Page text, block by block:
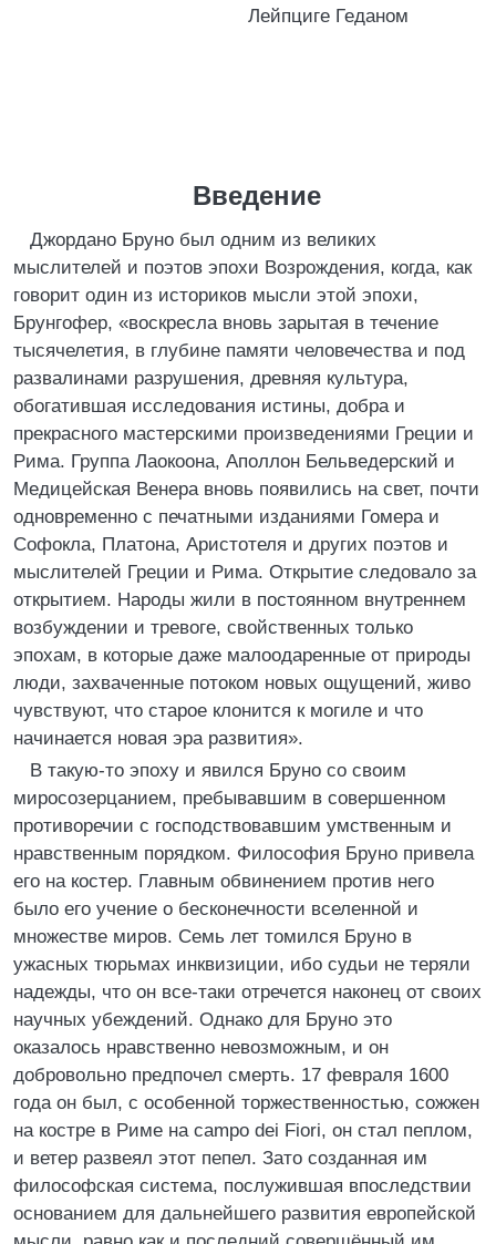
Лейпциге Геданом
Введение
Джордано Бруно был одним из великих
мыслителей и поэтов эпохи Возрождения, когда, как
говорит один из историков мысли этой эпохи,
Брунгофер, «воскресла вновь зарытая в течение
тысячелетия, в глубине памяти человечества и под
развалинами разрушения, древняя культура,
обогатившая исследования истины, добра и
прекрасного мастерскими произведениями Греции и
Рима. Группа Лаокоона, Аполлон Бельведерский и
Медицейская Венера вновь появились на свет, почти
одновременно с печатными изданиями Гомера и
Софокла, Платона, Аристотеля и других поэтов и
мыслителей Греции и Рима. Открытие следовало за
открытием. Народы жили в постоянном внутреннем
возбуждении и тревоге, свойственных только
эпохам, в которые даже малоодаренные от природы
люди, захваченные потоком новых ощущений, живо
чувствуют, что старое клонится к могиле и что
начинается новая эра развития».
В такую-то эпоху и явился Бруно со своим
миросозерцанием, пребывавшим в совершенном
противоречии с господствовавшим умственным и
нравственным порядком. Философия Бруно привела
его на костер. Главным обвинением против него
было его учение о бесконечности вселенной и
множестве миров. Семь лет томился Бруно в
ужасных тюрьмах инквизиции, ибо судьи не теряли
надежды, что он все-таки отречется наконец от своих
научных убеждений. Однако для Бруно это
оказалось нравственно невозможным, и он
добровольно предпочел смерть. 17 февраля 1600
года он был, с особенной торжественностью, сожжен
на костре в Риме на campo dei Fiori, он стал пеплом,
и ветер развеял этот пепел. Зато созданная им
философская система, послужившая впоследствии
основанием для дальнейшего развития европейской